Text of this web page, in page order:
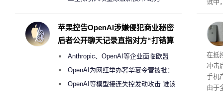
试中
互
桌面
系
在抵
冲击
手机
由于
度
苹果控告OpenAI涉嫌侵犯商业秘密
后者公开聊天记录直指对方“打错算
Anthropic、OpenAI等企业面临欧盟
《人工智能法案》全新执法权限审查
OpenAI为网红举办奢华夏令营被批：
2000美元一晚 遭讽“反乌托邦”
OpenAI等模型接连失控发动攻击 谁该